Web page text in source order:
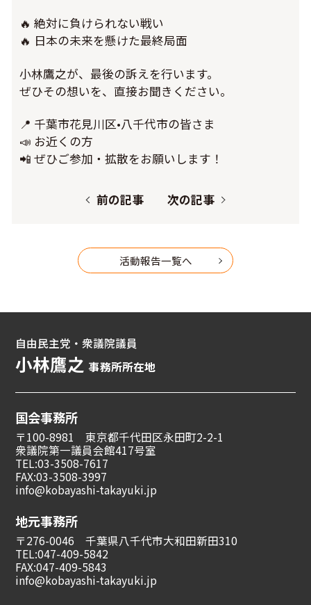
🔥 絶対に負けられない戦い
🔥 日本の未来を懸けた最終局面
小林鷹之が、最後の訴えを行います。
ぜひその想いを、直接お聞きください。
📍 千葉市花見川区•八千代市の皆さま
📣 お近くの方
📲 ぜひご参加・拡散をお願いします！
前の記事 次の記事
活動報告一覧へ
自由民主党・衆議院議員
小林鷹之事務所所在地
国会事務所
〒100-8981 東京都千代田区永田町2-2-1
衆議院第一議員会館417号室
TEL:03-3508-7617
FAX:03-3508-3997
info@kobayashi-takayuki.jp
地元事務所
〒276-0046 千葉県八千代市大和田新田310
TEL:047-409-5842
FAX:047-409-5843
info@kobayashi-takayuki.jp